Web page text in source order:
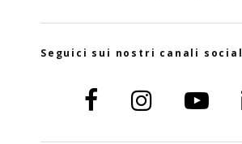
Seguici sui nostri canali social